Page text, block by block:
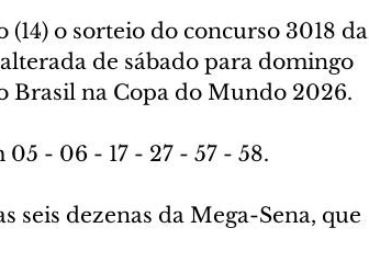
o sorteio do concurso 3018 da
de sábado para domingo
Brasil na Copa do Mundo 2026.
- 06 - 17 - 27 - 57 - 58.
seis dezenas da Mega-Sena, que